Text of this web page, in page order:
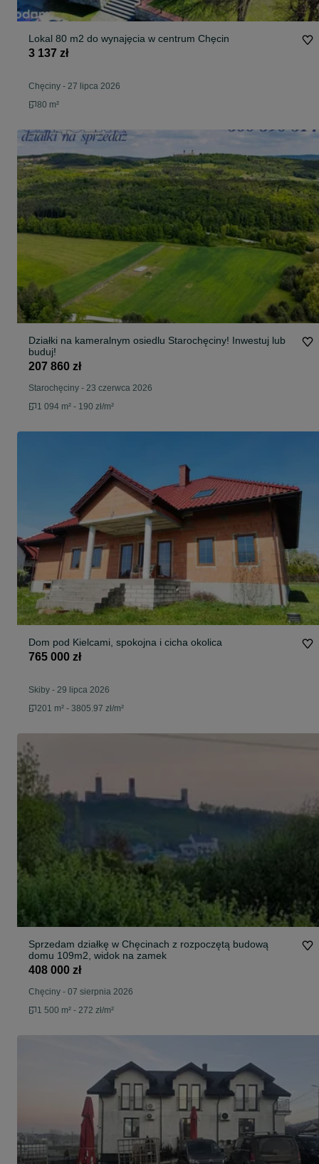
Lokal 80 m2 do wynajęcia w centrum Chęcin
3 137 zł
Chęciny - 27 lipca 2026
80 m²
Działki na kameralnym osiedlu Starochęciny! Inwestuj lub
buduj!
207 860 zł
Starochęciny - 23 czerwca 2026
1 094 m² - 190 zł/m²
Dom pod Kielcami, spokojna i cicha okolica
765 000 zł
Skiby - 29 lipca 2026
201 m² - 3805.97 zł/m²
Sprzedam działkę w Chęcinach z rozpoczętą budową
domu 109m2, widok na zamek
408 000 zł
Chęciny - 07 sierpnia 2026
1 500 m² - 272 zł/m²